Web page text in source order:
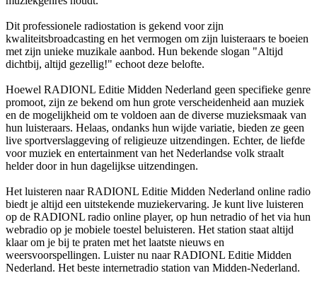
Dit professionele radiostation is gekend voor zijn
kwaliteitsbroadcasting en het vermogen om zijn luisteraars te boeien
met zijn unieke muzikale aanbod. Hun bekende slogan "Altijd
dichtbij, altijd gezellig!" echoot deze belofte.
Hoewel RADIONL Editie Midden Nederland geen specifieke genre
promoot, zijn ze bekend om hun grote verscheidenheid aan muziek
en de mogelijkheid om te voldoen aan de diverse muzieksmaak van
hun luisteraars. Helaas, ondanks hun wijde variatie, bieden ze geen
live sportverslaggeving of religieuze uitzendingen. Echter, de liefde
voor muziek en entertainment van het Nederlandse volk straalt
helder door in hun dagelijkse uitzendingen.
Het luisteren naar RADIONL Editie Midden Nederland online radio
biedt je altijd een uitstekende muziekervaring. Je kunt live luisteren
op de RADIONL radio online player, op hun netradio of het via hun
webradio op je mobiele toestel beluisteren. Het station staat altijd
klaar om je bij te praten met het laatste nieuws en
weersvoorspellingen. Luister nu naar RADIONL Editie Midden
Nederland. Het beste internetradio station van Midden-Nederland.